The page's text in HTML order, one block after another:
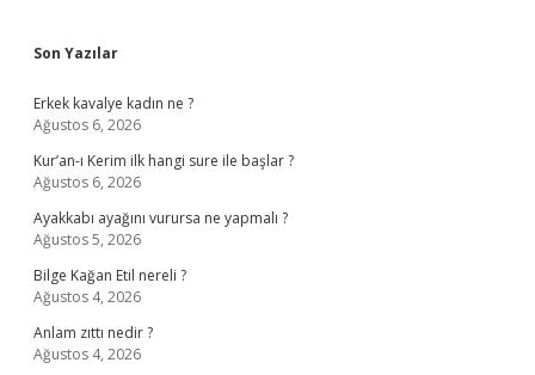
Sidebar
Son Yazılar
Erkek kavalye kadın ne ?
Ağustos 6, 2026
Kur’an-ı Kerim ilk hangi sure ile başlar ?
Ağustos 6, 2026
Ayakkabı ayağını vurursa ne yapmalı ?
Ağustos 5, 2026
Bilge Kağan Etil nereli ?
Ağustos 4, 2026
Anlam zıttı nedir ?
Ağustos 4, 2026